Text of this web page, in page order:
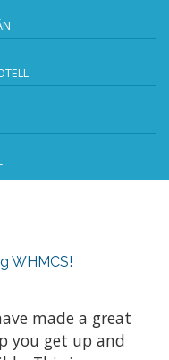
WHMCS!
made a great
you get up and